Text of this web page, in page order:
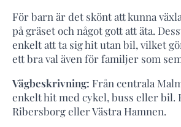
För barn är det skönt att kunna
på gräset och något gott att äta.
enkelt att ta sig hit utan bil, vilket
ett bra val även för familjer som
Vägbeskrivning: Från centrala
enkelt hit med cykel, buss eller bil.
Ribersborg eller Västra Hamnen.